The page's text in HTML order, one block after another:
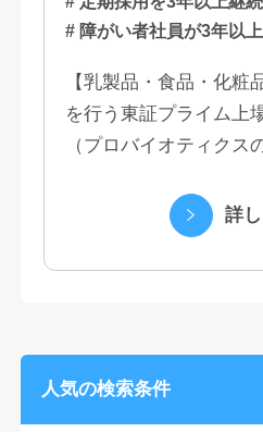
# 障がい者社員が3年以
【乳製品・食品・化粧
を行う東証プライム上
（プロバイオティクス
る優れた機能性飲料）
詳
人気の検索条件